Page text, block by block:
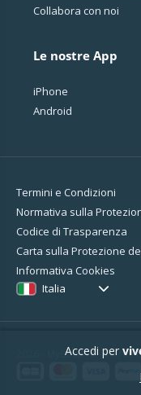
Collabora con noi
Le nostre App
iPhone
Android
Termini e Condizioni
Normativa sulla
Codice di Trasparenza
Carta sulla Protezione
Informativa Cookies
Italia
2026 - MyBestPro - 75
Accedi per